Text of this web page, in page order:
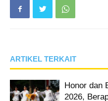
ARTIKEL TERKAIT
Honor dan
2026,